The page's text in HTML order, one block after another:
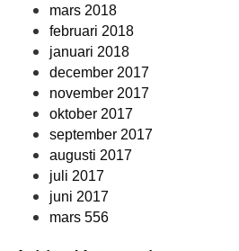
mars 2018
februari 2018
januari 2018
december 2017
november 2017
oktober 2017
september 2017
augusti 2017
juli 2017
juni 2017
mars 556